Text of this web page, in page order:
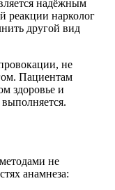
надёжным
реакции нарколог
другой вид
не
Пациентам
здоровье и
не
анамнеза: